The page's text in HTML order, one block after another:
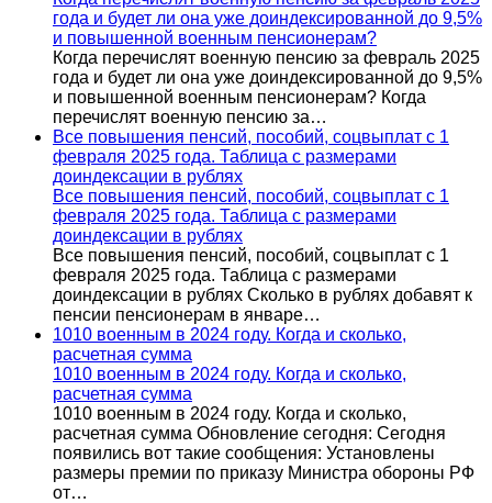
года и будет ли она уже доиндексированной до 9,5%
и повышенной военным пенсионерам?
Когда перечислят военную пенсию за февраль 2025
года и будет ли она уже доиндексированной до 9,5%
и повышенной военным пенсионерам? Когда
перечислят военную пенсию за…
Все повышения пенсий, пособий, соцвыплат с 1
февраля 2025 года. Таблица с размерами
доиндексации в рублях
Все повышения пенсий, пособий, соцвыплат с 1
февраля 2025 года. Таблица с размерами
доиндексации в рублях
Все повышения пенсий, пособий, соцвыплат с 1
февраля 2025 года. Таблица с размерами
доиндексации в рублях Сколько в рублях добавят к
пенсии пенсионерам в январе…
1010 военным в 2024 году. Когда и сколько,
расчетная сумма
1010 военным в 2024 году. Когда и сколько,
расчетная сумма
1010 военным в 2024 году. Когда и сколько,
расчетная сумма Обновление сегодня: Сегодня
появились вот такие сообщения: Установлены
размеры премии по приказу Министра обороны РФ
от…